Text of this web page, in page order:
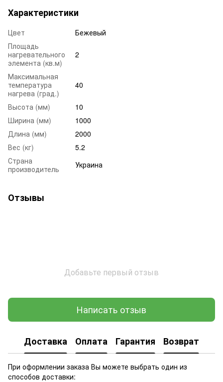
Характеристики
Цвет
Бежевый
Площадь
нагревательного
элемента (кв.м)
2
Максимальная
температура
нагрева (град.)
40
Высота (мм)
10
Ширина (мм)
1000
Длина (мм)
2000
Вес (кг)
5.2
Страна
производитель
Украина
Отзывы
Добавьте первый отзыв
Написать отзыв
Доставка Оплата Гарантия Возврат
При оформлении заказа Вы можете выбрать один из
способов доставки: